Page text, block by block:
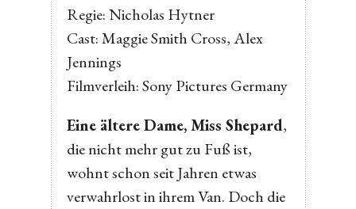
Regie: Nicholas Hytner
Cast: Maggie Smith Cross, Alex
Jennings
Filmverleih: Sony Pictures Germany
Eine ältere Dame, Miss Shepard,
die nicht mehr gut zu Fuß ist,
wohnt schon seit Jahren etwas
verwahrlost in ihrem Van. Doch die